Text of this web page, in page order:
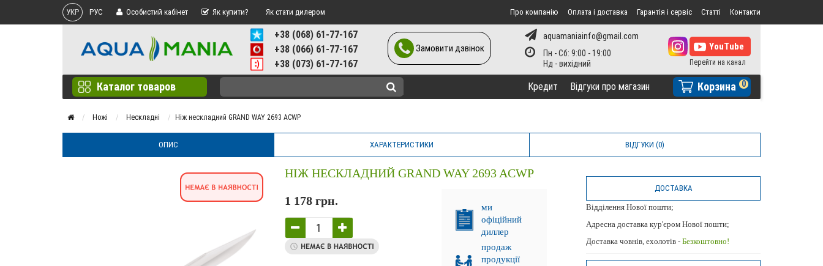
УКР РУС Особистий кабінет Як купити? Як стати дилером Про компанію Оплата і доставка Гарантія і сервіс Статті Контакти
+38 (068) 61-77-167
+38 (066) 61-77-167
+38 (073) 61-77-167
Замовити дзвінок
aquamaniainfo@gmail.com
Пн - Сб: 9:00 - 19:00
Корзина 0
Кредит Відгуки про магазин
Каталог товаров
Ножі Нескладні Ніж нескладний GRAND WAY 2693 ACWP
ОПИС ХАРАКТЕРИСТИКИ ВІДГУКИ (0)
НІЖ НЕСКЛАДНИЙ GRAND WAY 2693 ACWP
1 178 грн.
ми
офіційний
диллер
продаж
продукції
ДОСТАВКА
Відділення Нової пошти;
Адресна доставка кур'єром Нової пошти;
Доставка човнів, ехолотів - Безкоштовно!